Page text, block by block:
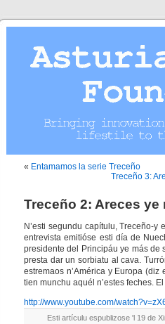
« Entamamos la serie Treceño
Treceño 3:
Treceño 2: Areces
N’esti segundu capítulu, Treceño-
entrevista emitióse esti día de
presidente del Principáu ye más de
presta dar un sorbiatu al cava.
estremaos n’América y Europa
tien munchu aquél n’estes feches.
http://www.youtube.com/
Esti artículu espublizose 'l 19 de